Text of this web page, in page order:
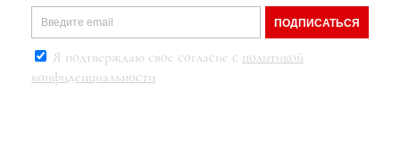
ПОДПИСАТЬСЯ
Я подтверждаю свое согласие с политикой
конфиденциальности